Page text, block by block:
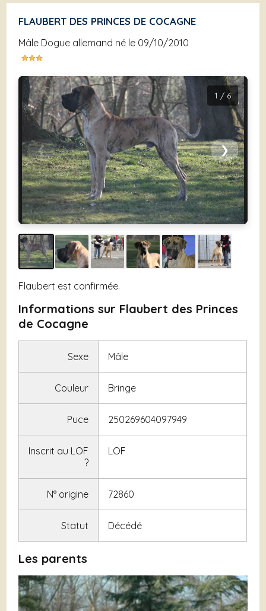
FLAUBERT DES PRINCES DE COCAGNE
mâle Dogue allemand né le 09/10/2010
❮ ❯
1 / 6
Flaubert est confirmée.
Informations sur Flaubert des Princes
de Cocagne
Sexe Mâle
Couleur Bringe
Puce 250269604097949
Inscrit au LOF
?
LOF
N° origine 72860
Statut Décédé
Les parents